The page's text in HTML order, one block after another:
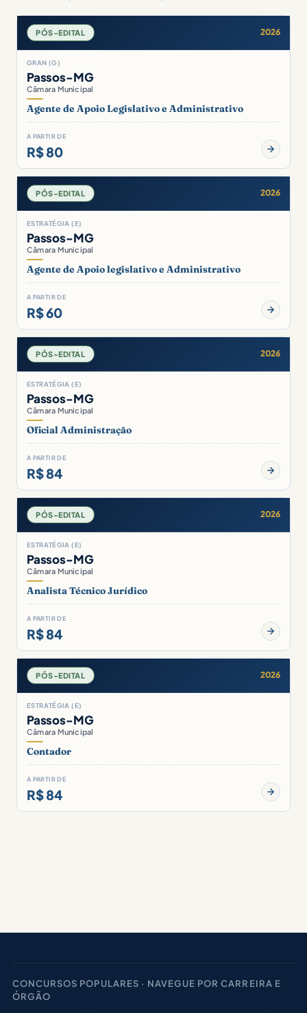
PÓS-EDITAL 2026
GRAN (G)
Passos-MG
Câmara Municipal
Agente de Apoio Legislativo e Administrativo
A PARTIR DE
R$ 80
PÓS-EDITAL 2026
ESTRATÉGIA (E)
Passos-MG
Câmara Municipal
Agente de Apoio legislativo e Administrativo
A PARTIR DE
R$ 60
PÓS-EDITAL 2026
ESTRATÉGIA (E)
Passos-MG
Câmara Municipal
Oficial Administração
A PARTIR DE
R$ 84
PÓS-EDITAL 2026
ESTRATÉGIA (E)
Passos-MG
Câmara Municipal
Analista Técnico Jurídico
A PARTIR DE
R$ 84
PÓS-EDITAL 2026
ESTRATÉGIA (E)
Passos-MG
Câmara Municipal
Contador
A PARTIR DE
R$ 84
CONCURSOS POPULARES · NAVEGUE POR CARREIRA E
ÓRGÃO